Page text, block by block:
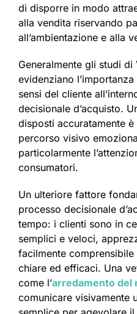
di disporre in modo
alla vendita riservando
all’ambientazione e alla
Generalmente gli studi di
evidenziano
sensi del cliente
decisionale d’acquisto.
disposti accuratamente
percorso visivo
particolarmente
consumatori.
Un ulteriore fattore
processo decisionale
tempo: i clienti sono in
semplici e veloci,
facilmente
chiare ed efficaci. Una
come l’arredamento del
comunicare visivamente